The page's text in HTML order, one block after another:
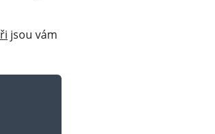
jsou vám